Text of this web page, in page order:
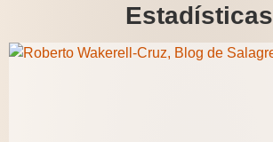
Estadísticas